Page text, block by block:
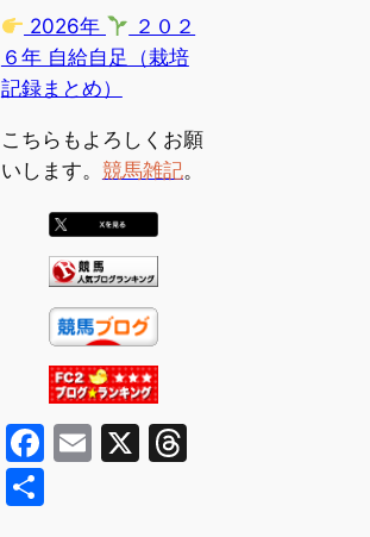
2026年
２０２
６年 自給自足（栽培
記録まとめ）
こちらもよろしくお願
いします。 競馬雑記。
F
a
c
E X T
共